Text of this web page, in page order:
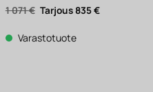
1 071€ Alkuperäinen
hinta
1
071 €.
835€Nykyinen
Varastotuote